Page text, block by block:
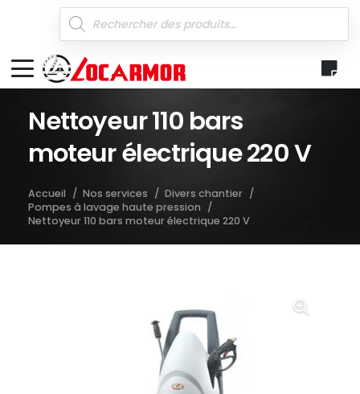
Recherche
de
produits
Nettoyeur 110 bars
moteur électrique 220 V
Accueil / Nos services / Divers chantier /
Pompes à lavage haute pression /
Nettoyeur 110 bars moteur électrique 220 V